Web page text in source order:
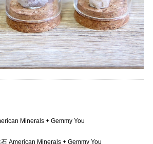
Minerals + Gemmy You
American Minerals + Gemmy You